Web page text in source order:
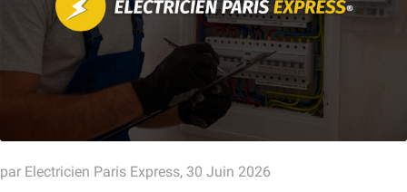
par Electricien Paris Express, 30 Juin 2026